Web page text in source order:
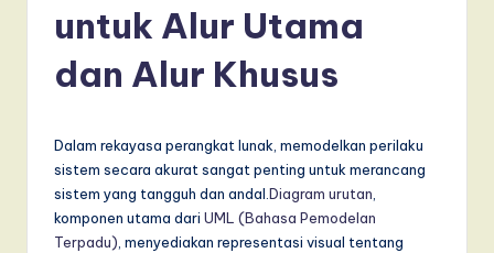
untuk Alur Utama
dan Alur Khusus
Dalam rekayasa perangkat lunak, memodelkan perilaku
sistem secara akurat sangat penting untuk merancang
sistem yang tangguh dan andal. Diagram urutan
komponen utama dari UML (Bahasa Pemodelan
Terpadu) , menyediakan representasi visual tentang